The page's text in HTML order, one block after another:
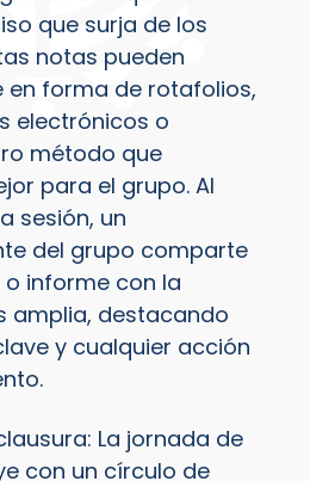
que surja de los
notas pueden
en forma de rotafolios,
electrónicos o
método que
para el grupo. Al
sesión, un
del grupo comparte
o informe con la
amplia, destacando
y cualquier acción
La jornada de
con un círculo de